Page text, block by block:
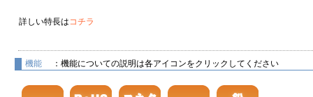
詳しい特長はコチラ
機能 ：機能についての説明は各アイコンをクリックしてください